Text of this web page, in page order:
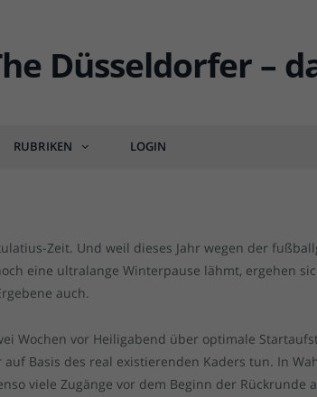
RUBRIKEN LOGIN
Rückrunde: Die idealen
13.12.2022 0 COMMENTS
Zeit. Und weil dieses Jahr wegen der
eine ultralange Winterpause lähmt, ergehen
auch.
Wochen vor Heiligabend über optimale
Basis des real existierenden Kaders tun. In
viele Zugänge vor dem Beginn der Rückrunde